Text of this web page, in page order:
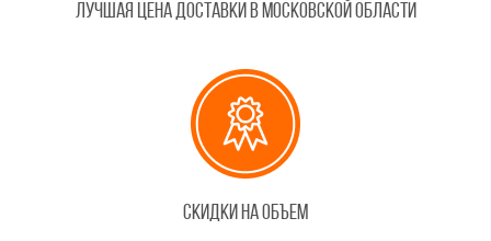
Лучшая цена доставки в Московской области
Скидки на объем